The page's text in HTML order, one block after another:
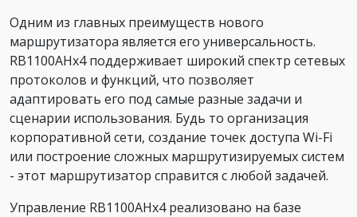
Одним из главных преимуществ нового
маршрутизатора является его универсальность.
RB1100AHx4 поддерживает широкий спектр сетевых
протоколов и функций, что позволяет
адаптировать его под самые разные задачи и
сценарии использования. Будь то организация
корпоративной сети, создание точек доступа Wi-Fi
или построение сложных маршрутизируемых систем
- этот маршрутизатор справится с любой задачей.
Управление RB1100AHx4 реализовано на базе